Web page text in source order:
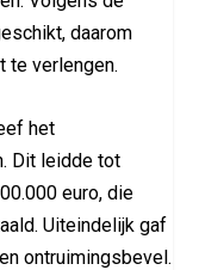
daarom
te verlengen.
het
Dit leidde tot
euro, die
Uiteindelijk gaf
ontruimingsbevel.